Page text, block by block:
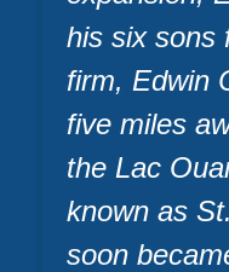
his six sons
firm, Edwin
five miles
the Lac
known as
soon